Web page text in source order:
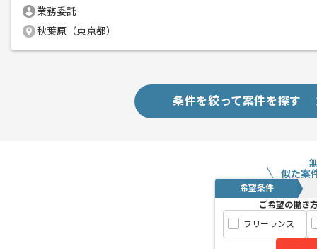
業務委託
秋葉原（東京都）
条件を絞って案件を探す
似た案
希望条件
ご希望の働き
フリーランス